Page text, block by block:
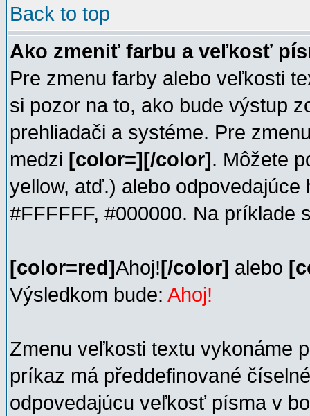
Back to top
Ako zmeniť farbu a veľkosť
Pre zmenu farby alebo veľkosti
si pozor na to, ako bude výstup
prehliadači a systéme. Pre
medzi [color=][/color]. Môžete
yellow, atď.) alebo
#FFFFFF, #000000. Na príklade
[color=red]Ahoj![/color] alebo
Výsledkom bude: Ahoj!
Zmenu veľkosti textu vykonáme
príkaz má předdefinované
odpovedajúcu veľkosť písma v